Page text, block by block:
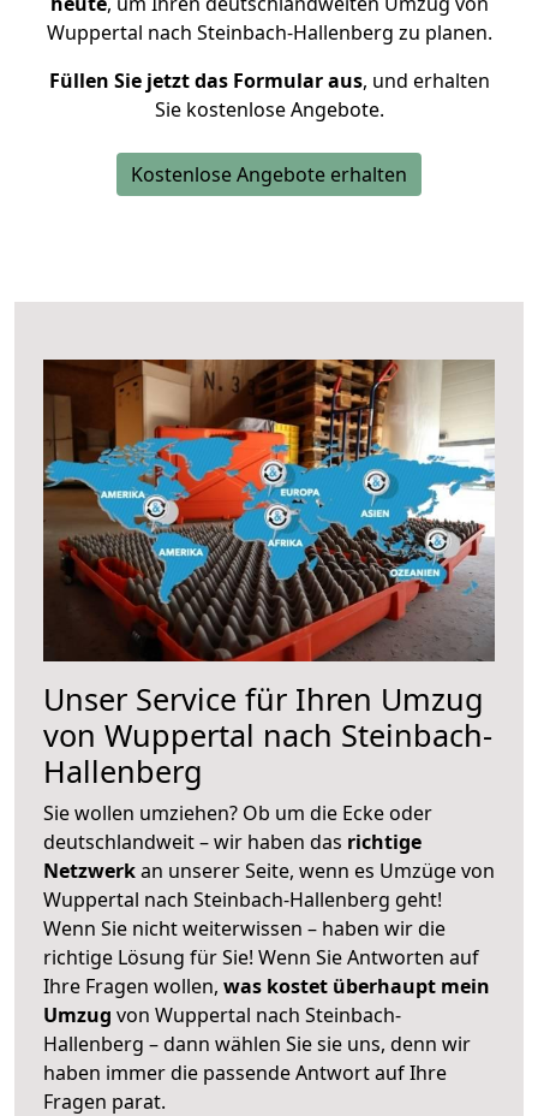
Wuppertal nach Steinbach-Hallenberg zu planen.
Füllen Sie jetzt das Formular aus, und erhalten
Sie kostenlose Angebote.
Kostenlose Angebote erhalten
Unser Service für Ihren Umzug
von Wuppertal nach Steinbach-
Hallenberg
Sie wollen umziehen? Ob um die Ecke oder
deutschlandweit – wir haben das richtige
Netzwerkan unserer Seite, wenn es Umzüge von
Wuppertal nach Steinbach-Hallenberg geht!
Wenn Sie nicht weiterwissen – haben wir die
richtige Lösung für Sie! Wenn Sie Antworten auf
Ihre Fragen wollen, was kostet überhaupt mein
Umzug von Wuppertal nach Steinbach-
Hallenberg – dann wählen Sie sie uns, denn wir
haben immer die passende Antwort auf Ihre
Fragen parat.